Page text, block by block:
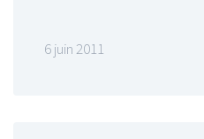
6 juin 2011